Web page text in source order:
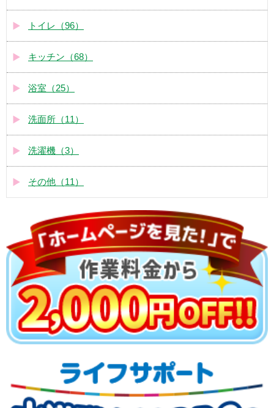
トイレ（96）
キッチン（68）
浴室（25）
洗面所（11）
洗濯機（3）
その他（11）